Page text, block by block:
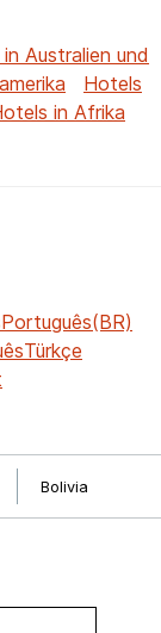
Australien und
Hotels
in Afrika
Português(BR)
Türkçe
Bolivia